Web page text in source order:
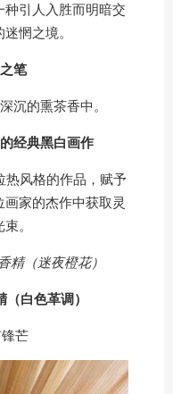
引人入胜而明暗交
惘之境。
笔
沉的熏茶香中。
经典黑白画作
热风格的作品，赋予
家的杰作中获取灵
。
精（迷夜橙花）
白色革调）
芒